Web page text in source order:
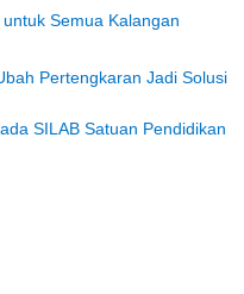
Semua Kalangan
Pertengkaran Jadi Solusi
SILAB Satuan Pendidikan